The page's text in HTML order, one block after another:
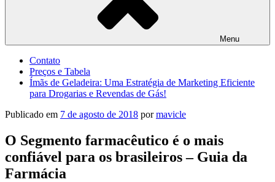
Menu
Contato
Preços e Tabela
Ímãs de Geladeira: Uma Estratégia de Marketing Eficiente
para Drogarias e Revendas de Gás!
Publicado em 7 de agosto de 2018 pormavicle
O Segmento farmacêutico é o mais
confiável para os brasileiros – Guia da
Farmácia